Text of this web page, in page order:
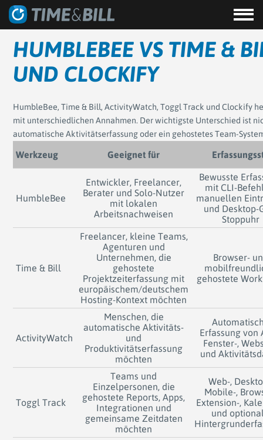
HUMBLEBEE VS TIME &
UND CLOCKIFY
HumbleBee, Time & Bill, ActivityWatch, Toggl Track und Clockify
mit unterschiedlichen Annahmen. Der wichtigste Unterschied ist
automatische Aktivitätserfassung oder ein gehostetes Team-
Werkzeug Geeignet für
HumbleBee
Entwickler, Freelancer,
Berater und Solo-Nutzer
mit lokalen
Arbeitsnachweisen
Bewusste
mit CLI-
manuellen
und Desktop-
Stoppuhr
Time & Bill
Freelancer, kleine Teams,
Agenturen und
Unternehmen, die
gehostete
Projektzeiterfassung mit
europäischem/deutschem
Hosting-Kontext möchten
Browser-
gehostete
ActivityWatch
Menschen, die
automatische Aktivitäts-
und
Produktivitätserfassung
möchten
Erfassung von
Fenster-,
und
Toggl Track
Teams und
Einzelpersonen, die
gehostete Reports, Apps,
Integrationen und
gemeinsame Zeitdaten
möchten
Web-,
Mobile-,
Extension-,
und